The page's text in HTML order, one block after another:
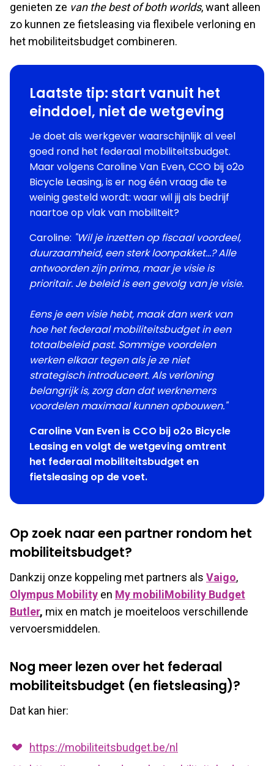
genieten ze van the best of both worlds, want alleen
zo kunnen ze fietsleasing via flexibele verloning en
het mobiliteitsbudget combineren.
Laatste tip: start vanuit het
einddoel, niet de wetgeving
Je doet als werkgever waarschijnlijk al veel
goed rond het federaal mobiliteitsbudget.
Maar volgens Caroline Van Even, CCO bij o2o
Bicycle Leasing, is er nog één vraag die te
weinig gesteld wordt: waar wil jij als bedrijf
naartoe op vlak van mobiliteit?
Caroline: "Wil je inzetten op fiscaal voordeel,
duurzaamheid, een sterk loonpakket…? Alle
antwoorden zijn prima, maar je visie is
prioritair. Je beleid is een gevolg van je visie.
Eens je een visie hebt, maak dan werk van
hoe het federaal mobiliteitsbudget in een
totaalbeleid past. Sommige voordelen
werken elkaar tegen als je ze niet
strategisch introduceert. Als verloning
belangrijk is, zorg dan dat werknemers
voordelen maximaal kunnen opbouwen."
Caroline Van Even is CCO bij o2o Bicycle
Leasing en volgt de wetgeving omtrent
het federaal mobiliteitsbudget en
fietsleasing op de voet.
Op zoek naar een partner rondom het
mobiliteitsbudget?
Dankzij onze koppeling met partners als Vaigo,
Olympus Mobility en My mobiliMobility Budget
Butler, mix en match je moeiteloos verschillende
vervoersmiddelen.
Nog meer lezen over het federaal
mobiliteitsbudget (en fietsleasing)?
Dat kan hier:
https://mobiliteitsbudget.be/nl